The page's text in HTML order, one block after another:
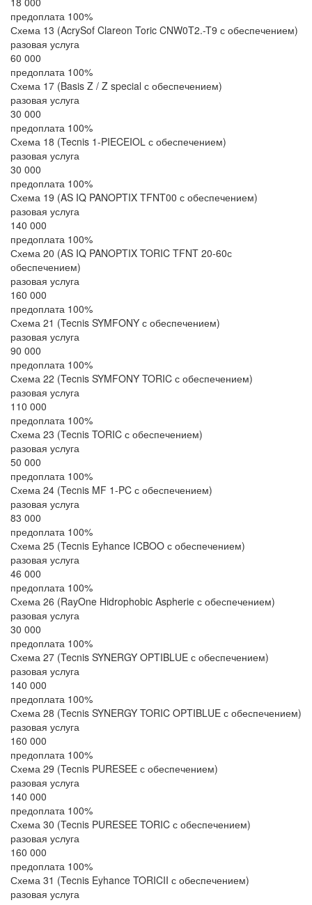
предоплата 100%
Схема 13 (AcrySof Clareon Toric CNW0T2.-T9 с обеспечением)
разовая услуга
60 000
предоплата 100%
Схема 17 (Basis Z / Z special с обеспечением)
разовая услуга
30 000
предоплата 100%
Схема 18 (Tecnis 1-PIECEIOL с обеспечением)
разовая услуга
30 000
предоплата 100%
Схема 19 (AS IQ PANOPTIX TFNT00 с обеспечением)
разовая услуга
140 000
предоплата 100%
Схема 20 (AS IQ PANOPTIX TORIC TFNT 20-60с
обеспечением)
разовая услуга
160 000
предоплата 100%
Схема 21 (Tecnis SYMFONY с обеспечением)
разовая услуга
90 000
предоплата 100%
Схема 22 (Tecnis SYMFONY TORIC с обеспечением)
разовая услуга
110 000
предоплата 100%
Схема 23 (Tecnis TORIC с обеспечением)
разовая услуга
50 000
предоплата 100%
Схема 24 (Tecnis MF 1-PC с обеспечением)
разовая услуга
83 000
предоплата 100%
Схема 25 (Tecnis Eyhance ICBOO с обеспечением)
разовая услуга
46 000
предоплата 100%
Схема 26 (RayOne Hidrophobic Aspherie с обеспечением)
разовая услуга
30 000
предоплата 100%
Схема 27 (Tecnis SYNERGY OPTIBLUE с обеспечением)
разовая услуга
140 000
предоплата 100%
Схема 28 (Tecnis SYNERGY TORIC OPTIBLUE с обеспечением)
разовая услуга
160 000
предоплата 100%
Схема 29 (Tecnis PURESEE с обеспечением)
разовая услуга
140 000
предоплата 100%
Схема 30 (Tecnis PURESEE TORIC с обеспечением)
разовая услуга
160 000
предоплата 100%
Схема 31 (Tecnis Eyhance TORICII с обеспечением)
разовая услуга